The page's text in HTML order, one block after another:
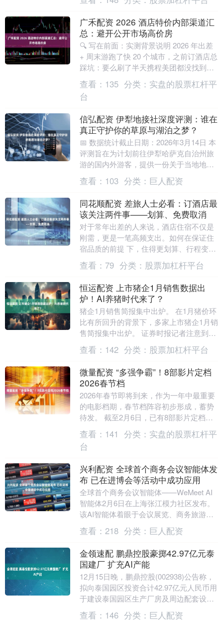
国的蓬勃....
广禾配资 2026 酒店特价内部渠道汇
总：避开公开市场高价房
🔍 写在前面：实测背景说明 2026 年出差
+ 周末游跑了快 20 个城市，之前订酒店总
踩坑：要么刷了半天携程美团都没找到隐
藏券，原价付了大几百；要么被所谓的....
查看： 135 分类： 实盘的股票杠杆平
台
信弘配资 伊犁地接社深度评测：谁在
真正守护你的草原与湖泊之梦？
📅 数据统计截止日期：2026年3月14日 本
评测旨在为计划前往伊犁哈萨克自治州旅
游的国内外游客，提供一份关于当地地接
社（旅行社）的客观、第三方参考。评测
范围覆....
查看： 103 分类： 巨人配资
同花顺配资 差旅人士必看：订酒店最
该关注两件事——划算、免费取消
对于常年出差的人来说，酒店住宿不仅是
刚需，更是一笔高频支出。如何在保证住
宿品质的前提 下，住得更划算、行程变更
更安心，是所有人的共同需求。 从第三方
实测体验来看....
查看： 79 分类： 股票加杠杆平台
恒运配资 上市猪企1月销售数据出
炉！AI养猪时代来了？
猪企1月销售简报集中出炉。 在1月猪价环
比有所回升的背景下，多家上市猪企1月销
售简报集中出炉。 证券时报记者注意到，
人工智能（AI）近年来已逐渐渗透到各行
各业，....
查看： 142 分类： 股票加杠杆平台
微量配资 “多强争霸”！8部影片定档
2026春节档
2026年春节即将到来，作为一年中最重要
的电影档期，春节档阵容初步形成，蓄势
待发。 截至2月6日，已有8部影片定档
2026春节档，分别为《飞驰人生3》《惊
蛰无声....
查看： 141 分类： 实盘的股票杠杆平
台
兴利配资 全球首个商务会议智能体发
布 已在进博会等活动中成功应用
全球首个商务会议智能体——WeMeet AI
智能体2月6日在上海张江模力社区发布。
该AI智能体着眼于会议展览、商务旅游、
社群社区、产业服务四大场景，具备AI同
传....
查看： 218 分类： 巨人配资
金领速配 鹏鼎控股豪掷42.97亿元泰
国建厂 扩充AI产能
12月15日晚，鹏鼎控股(002938)公告称，
拟向泰国园区投资合计42.97亿元人民币用
于建设泰国园区生产厂房及周边配套设
施，并同步投资建设包括高阶HDI（含....
查看： 146 分类： 巨人配资